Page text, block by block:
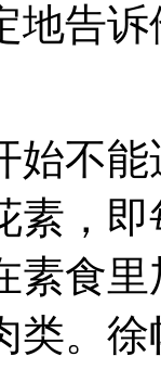
告诉
不能
素，
素食
类。